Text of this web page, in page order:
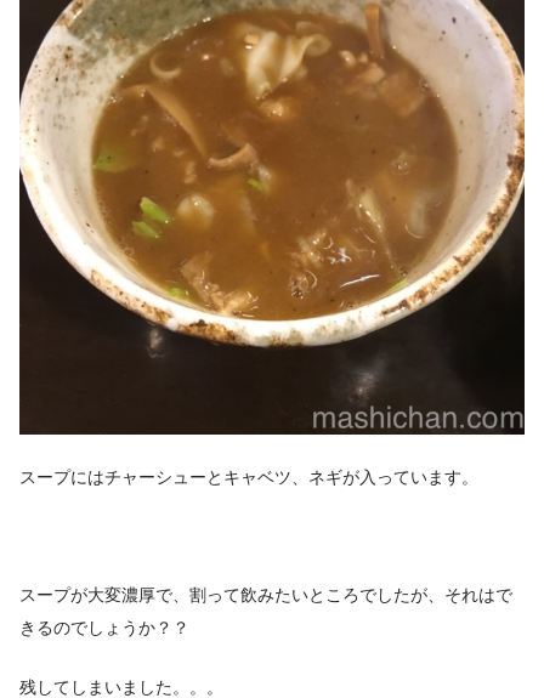
スープにはチャーシューとキャベツ、ネギが入っています。
スープが大変濃厚で、割って飲みたいところでしたが、それはで
きるのでしょうか？？
残してしまいました。。。